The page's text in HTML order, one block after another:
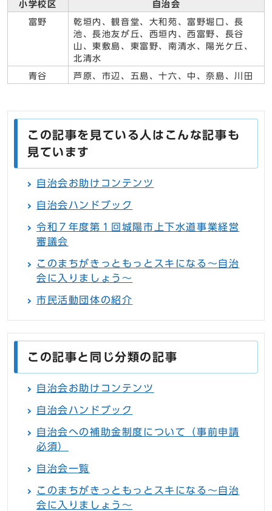
小学校区 自治会
富野
乾垣内、観音堂、大和苑、富野堀口、長
池、長池友が丘、西垣内、西富野、長谷
山、東敷島、東富野、南清水、陽光ケ丘、
北清水
青谷 芦原、市辺、五島、十六、中、奈島、川田
この記事を見ている人はこんな記事も
見ています
自治会お助けコンテンツ
自治会ハンドブック
令和７年度第１回城陽市上下水道事業経営
審議会
このまちがきっともっとスキになる〜自治
会に入りましょう〜
市民活動団体の紹介
この記事と同じ分類の記事
自治会お助けコンテンツ
自治会ハンドブック
自治会への補助金制度について（事前申請
必須）
自治会一覧
このまちがきっともっとスキになる〜自治
会に入りましょう〜